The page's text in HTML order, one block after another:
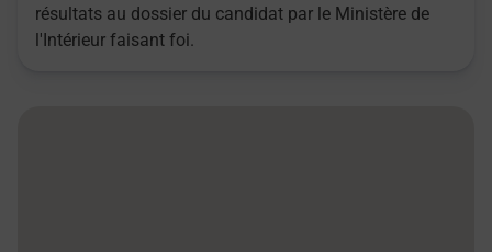
résultats au dossier du candidat par le Ministère de
l'Intérieur faisant foi.